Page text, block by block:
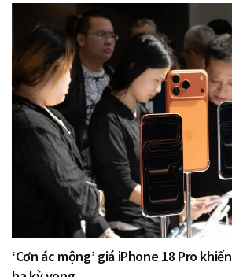
‘Cơn ác mộng’ giá iPhone 18 Pro